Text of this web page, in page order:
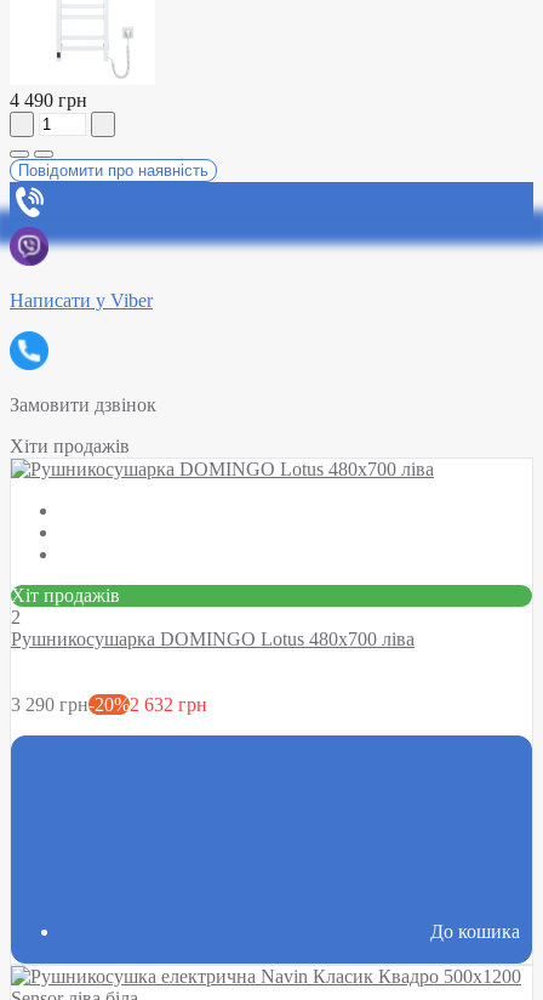
4 490 грн
Повідомити про наявність
Написати у Viber
Замовити дзвінок
Хіти продажів
Хіт продажів
2
Рушникосушарка DOMINGO Lotus 480х700 ліва
3 290 грн-20%2 632 грн
До кошика